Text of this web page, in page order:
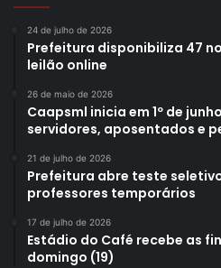
24 de julho de 2026
Prefeitura disponibiliza 47
leilão online
26 de maio de 2026
Caapsml inicia em 1º de
servidores, aposentados e
21 de julho de 2026
Prefeitura abre teste
professores temporários
17 de julho de 2026
Estádio do Café recebe as
domingo (19)